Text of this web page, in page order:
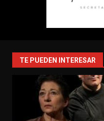
TE PUEDEN INTERESAR